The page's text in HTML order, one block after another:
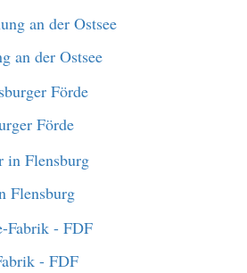
an der Ostsee
Förde
Flensburg
- FDF